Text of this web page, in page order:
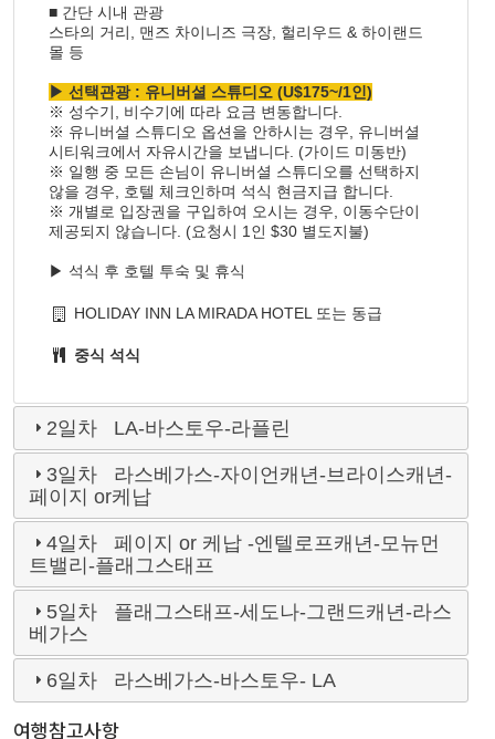
■ 간단 시내 관광
스타의 거리, 맨즈 차이니즈 극장, 헐리우드 & 하이랜드
몰 등
▶ 선택관광 : 유니버셜 스튜디오 (U$175~/1인)
※ 성수기, 비수기에 따라 요금 변동합니다.
※ 유니버셜 스튜디오 옵션을 안하시는 경우, 유니버셜
시티워크에서 자유시간을 보냅니다. (가이드 미동반)
※ 일행 중 모든 손님이 유니버셜 스튜디오를 선택하지
않을 경우, 호텔 체크인하며 석식 현금지급 합니다.
※ 개별로 입장권을 구입하여 오시는 경우, 이동수단이
제공되지 않습니다. (요청시 1인 $30 별도지불)
▶ 석식 후 호텔 투숙 및 휴식
HOLIDAY INN LA MIRADA HOTEL 또는 동급
중식 석식
2일차 LA-바스토우-라플린
3일차 라스베가스-자이언캐년-브라이스캐년-
페이지 or케납
4일차 페이지 or 케납 -엔텔로프캐년-모뉴먼
트밸리-플래그스태프
5일차 플래그스태프-세도나-그랜드캐년-라스
베가스
6일차 라스베가스-바스토우- LA
여행참고사항